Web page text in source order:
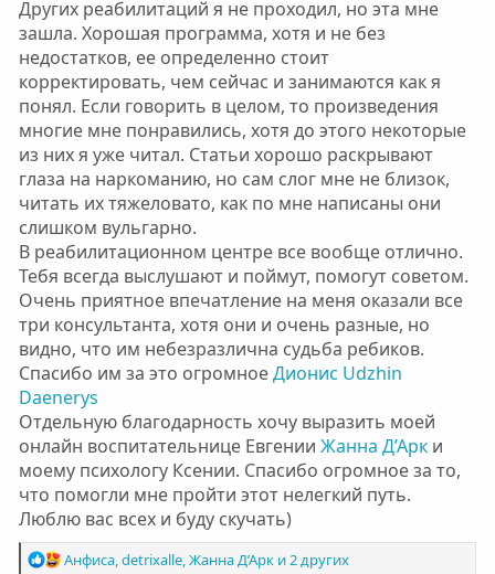
Других реабилитаций я не проходил, но эта мне
зашла. Хорошая программа, хотя и не без
недостатков, ее определенно стоит
корректировать, чем сейчас и занимаются как я
понял. Если говорить в целом, то произведения
многие мне понравились, хотя до этого некоторые
из них я уже читал. Статьи хорошо раскрывают
глаза на наркоманию, но сам слог мне не близок,
читать их тяжеловато, как по мне написаны они
слишком вульгарно.
В реабилитационном центре все вообще отлично.
Тебя всегда выслушают и поймут, помогут советом.
Очень приятное впечатление на меня оказали все
три консультанта, хотя они и очень разные, но
видно, что им небезразлична судьба ребиков.
Спасибо им за это огромноеДионис Udzhin
Daenerys
Отдельную благодарность хочу выразить моей
онлайн воспитательнице Евгении Жанна Д’Арки
моему психологу Ксении. Спасибо огромное за то,
что помогли мне пройти этот нелегкий путь.
Люблю вас всех и буду скучать)
РАнфиса,detrixalle,Жанна Д’Арки 2 других